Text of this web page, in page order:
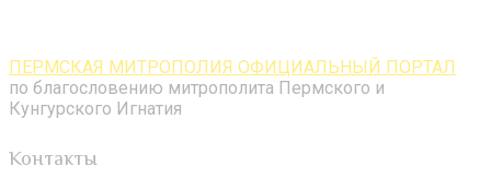
ПЕРМСКАЯ МИТРОПОЛИЯ ОФИЦИАЛЬНЫЙ ПОРТАЛ
по благословению митрополита Пермского и
Кунгурского Игнатия
Контакты